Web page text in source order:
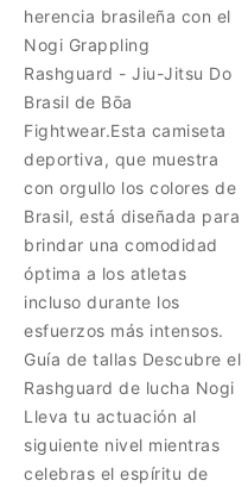
herencia brasileña con el
Nogi Grappling
Rashguard - Jiu-Jitsu Do
Brasil de Bōa
Fightwear.Esta camiseta
deportiva, que muestra
con orgullo los colores de
Brasil, está diseñada para
brindar una comodidad
óptima a los atletas
incluso durante los
esfuerzos más intensos.
Guía de tallas Descubre el
Rashguard de lucha Nogi
Lleva tu actuación al
siguiente nivel mientras
celebras el espíritu de